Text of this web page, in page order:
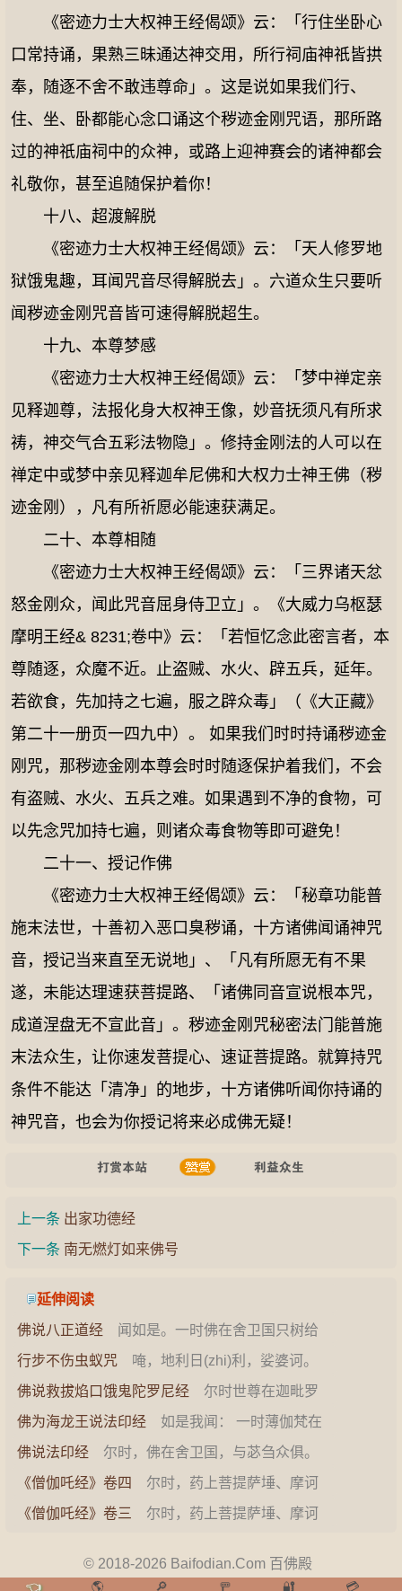
《密迹力士大权神王经偈颂》云：「行住坐卧心
口常持诵，果熟三昧通达神交用，所行祠庙神祇皆拱
奉，随逐不舍不敢违尊命」。这是说如果我们行、
住、坐、卧都能心念口诵这个秽迹金刚咒语，那所路
过的神祇庙祠中的众神，或路上迎神赛会的诸神都会
礼敬你，甚至追随保护着你！
十八、超渡解脱
《密迹力士大权神王经偈颂》云：「天人修罗地
狱饿鬼趣，耳闻咒音尽得解脱去」。六道众生只要听
闻秽迹金刚咒音皆可速得解脱超生。
十九、本尊梦感
《密迹力士大权神王经偈颂》云：「梦中禅定亲
见释迦尊，法报化身大权神王像，妙音抚须凡有所求
祷，神交气合五彩法物隐」。修持金刚法的人可以在
禅定中或梦中亲见释迦牟尼佛和大权力士神王佛（秽
迹金刚），凡有所祈愿必能速获满足。
二十、本尊相随
《密迹力士大权神王经偈颂》云：「三界诸天忿
怒金刚众，闻此咒音屈身侍卫立」。《大威力乌枢瑟
摩明王经& 8231;卷中》云：「若恒忆念此密言者，本
尊随逐，众魔不近。止盗贼、水火、辟五兵，延年。
若欲食，先加持之七遍，服之辟众毒」（《大正藏》
第二十一册页一四九中）。 如果我们时时持诵秽迹金
刚咒，那秽迹金刚本尊会时时随逐保护着我们，不会
有盗贼、水火、五兵之难。如果遇到不净的食物，可
以先念咒加持七遍，则诸众毒食物等即可避免！
二十一、授记作佛
《密迹力士大权神王经偈颂》云：「秘章功能普
施末法世，十善初入恶口臭秽诵，十方诸佛闻诵神咒
音，授记当来直至无说地」、「凡有所愿无有不果
遂，未能达理速获菩提路、「诸佛同音宣说根本咒，
成道涅盘无不宣此音」。秽迹金刚咒秘密法门能普施
末法众生，让你速发菩提心、速证菩提路。就算持咒
条件不能达「清净」的地步，十方诸佛听闻你持诵的
神咒音，也会为你授记将来必成佛无疑！
上一条 出家功德经
下一条 南无燃灯如来佛号
延伸阅读
佛说八正道经 闻如是。一时佛在舍卫国只树给
孤独园。佛告诸弟子。听我说邪道亦说正道。何
行步不伤虫蚁咒 唵，地利日(zhi)利，娑婆诃。
&#8204;使用方法&…
佛说救拔焰口饿鬼陀罗尼经 尔时世尊在迦毗罗
城尼拘律那僧伽蓝所，与诸比丘并诸菩萨无数众
佛为海龙王说法印经 如是我闻： 一时薄伽梵在
海龙王宫，与大苾刍众千二百五十人俱，并与众
佛说法印经 尔时，佛在舍卫国，与苾刍众俱。
是时，佛告苾刍众言：「汝等当知，有圣法印，
《僧伽吒经》卷四
尔时，药上菩提萨埵、摩诃
萨埵，白佛言：“世尊，以何方便，令诸众生悉闻
《僧伽吒经》卷三
尔时，药上菩提萨埵、摩诃
© 2018-2026 Baifodian.Com 百佛殿
👈 🌎 🔎 🚥 🔐 💳